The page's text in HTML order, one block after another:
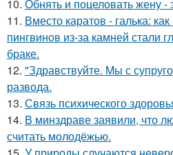
10. Обнять и поцеловать жену -
11. Вместо каратов - галька:
пингвинов из-за камней стали
браке.
12. "Здравствуйте. Mы с
развода.
13. Связь психического
14. В минздраве заявили, что
считать молодёжью.